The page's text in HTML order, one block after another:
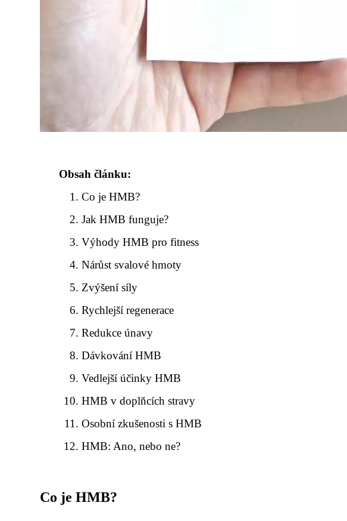
Obsah článku:
Co je HMB?
Jak HMB funguje?
Výhody HMB pro fitness
Nárůst svalové hmoty
Zvýšení síly
Rychlejší regenerace
Redukce únavy
Dávkování HMB
Vedlejší účinky HMB
HMB v doplňcích stravy
Osobní zkušenosti s HMB
HMB: Ano, nebo ne?
Co je HMB?